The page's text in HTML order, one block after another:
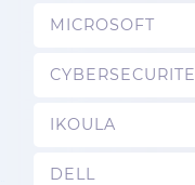
MICROSOFT
CYBERSECURITE
IKOULA
DELL